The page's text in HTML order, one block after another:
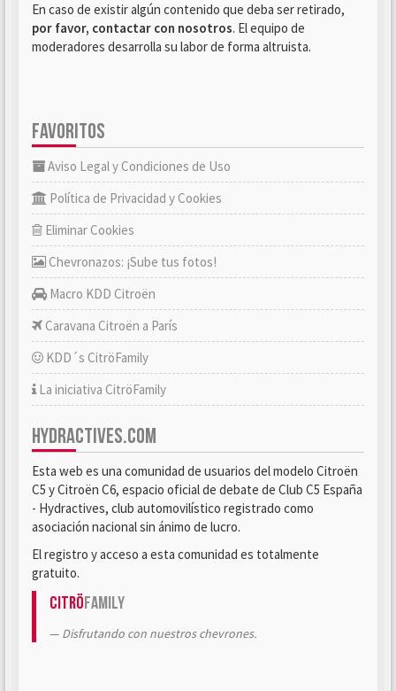
En caso de existir algún contenido que deba ser retirado,
por favor, contactar con nosotros. El equipo de
moderadores desarrolla su labor de forma altruista.
FAVORITOS
Aviso Legal y Condiciones de Uso
Política de Privacidad y Cookies
Eliminar Cookies
Chevronazos: ¡Sube tus fotos!
Macro KDD Citroën
Caravana Citroën a París
KDD´s CitröFamily
La iniciativa CitröFamily
HYDRACTIVES.COM
Esta web es una comunidad de usuarios del modelo Citroën
C5 y Citroën C6, espacio oficial de debate de Club C5 España
- Hydractives, club automovilístico registrado como
asociación nacional sin ánimo de lucro.
El registro y acceso a esta comunidad es totalmente
gratuito.
CitröFamily
Disfrutando con nuestros chevrones.